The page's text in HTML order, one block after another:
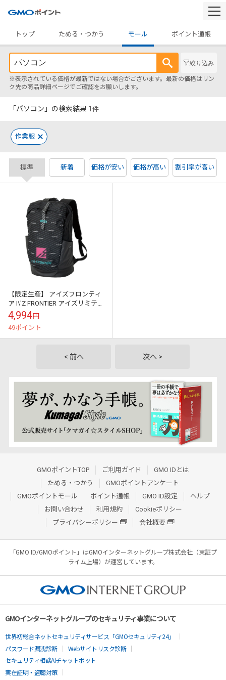
トップ
ためる・つかう モール ポイント通帳
絞り込み
※表示されている価格が最新ではない場合がございます。最新の価格はリン
ク先の商品詳細ページでご確認をお願いします。
「パソコン」の検索結果 1 件
作業服
標準 新着 価格が安い 価格が高い 割引率が高い
【限定生産】 アイズフロンティ
ア I\'Z FRONTIER アイズリミテッ
ドバックパック 90052
4,994円
49ポイント
< 前へ 次へ >
GMOポイントTOP ご利用ガイド
GMO IDとは
ためる・つかう
GMOポイントアンケート
GMOポイントモール
ポイント通帳 GMO ID設定
ヘルプ
お問い合わせ
利用規約
Cookieポリシー
プライバシーポリシー
会社概要
「GMO ID/GMOポイント」はGMOインターネットグループ株式会社（東証プ
ライム上場）が運営しています。
GMOインターネットグループのセキュリティ事業について
世界初総合ネットセキュリティサービス「GMOセキュリティ24」
パスワード漏洩診断
Webサイトリスク診断
セキュリティ相談AIチャットボット
実在証明・盗聴対策